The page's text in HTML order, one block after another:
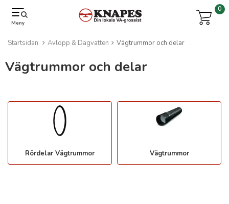
Meny
0
Startsidan Avlopp & Dagvatten Vägtrummor och delar
Vägtrummor och delar
Rördelar Vägtrummor Vägtrummor